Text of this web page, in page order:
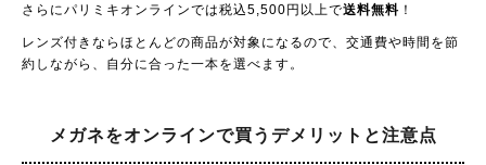
さらにパリミキオンラインでは税込5,500円以上で送料無料 ！
レンズ付きならほとんどの商品が対象になるので、交通費や時間を節
約しながら、自分に合った一本を選べます。
メガネをオンラインで買う デメリットと注意点